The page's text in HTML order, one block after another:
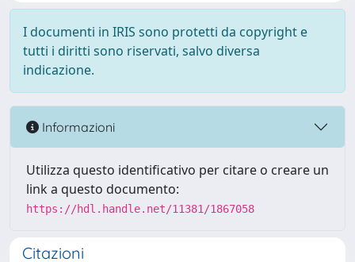
I documenti in IRIS sono protetti da copyright e
tutti i diritti sono riservati, salvo diversa
indicazione.
Informazioni
Utilizza questo identificativo per citare o creare un
link a questo documento:
https://hdl.handle.net/11381/1867058
Citazioni